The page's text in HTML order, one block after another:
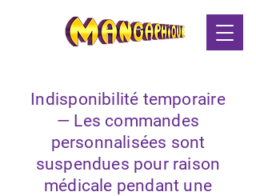
Indisponibilité temporaire
— Les commandes
personnalisées sont
suspendues pour raison
médicale pendant une